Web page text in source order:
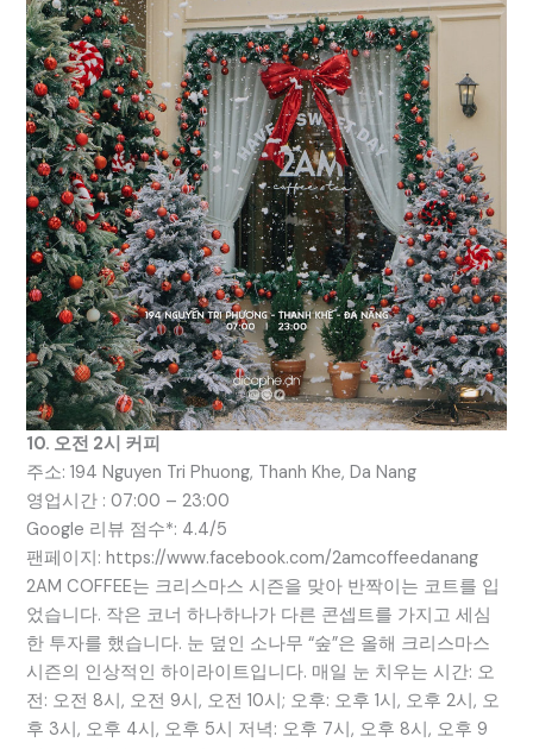
10. 오전 2시 커피
주소: 194 Nguyen Tri Phuong, Thanh Khe, Da Nang
영업시간 : 07:00 – 23:00
Google 리뷰 점수*: 4.4/5
팬페이지: https://www.facebook.com/2amcoffeedanang
2AM COFFEE는 크리스마스 시즌을 맞아 반짝이는 코트를 입
었습니다. 작은 코너 하나하나가 다른 콘셉트를 가지고 세심
한 투자를 했습니다. 눈 덮인 소나무 “숲”은 올해 크리스마스
시즌의 인상적인 하이라이트입니다. 매일 눈 치우는 시간: 오
전: 오전 8시, 오전 9시, 오전 10시; 오후: 오후 1시, 오후 2시, 오
후 3시, 오후 4시, 오후 5시 저녁: 오후 7시, 오후 8시, 오후 9